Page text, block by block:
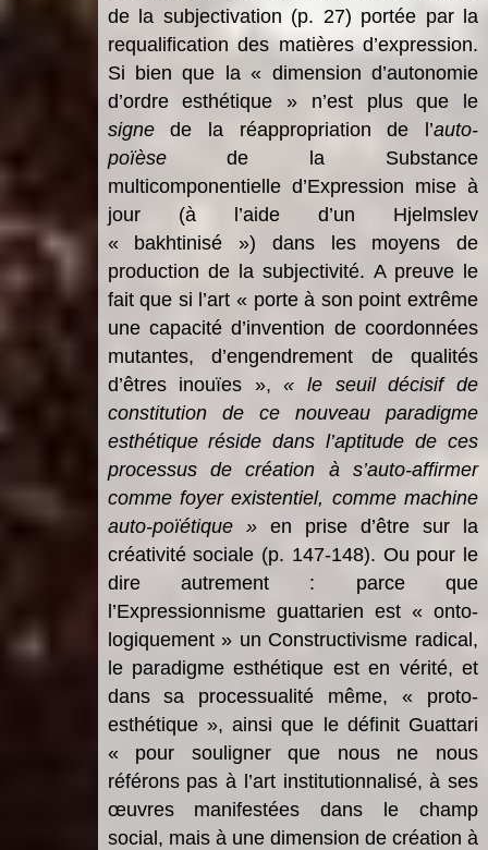
de la subjectivation (p. 27) portée par la
requalification des matières d’expression.
Si bien que la « dimension d’autonomie
d’ordre esthétique » n’est plus que le
signede la réappropriation de l’auto-
poïèsede la Substance
multicomponentielle d’Expression mise à
jour (à l’aide d’un Hjelmslev
« bakhtinisé ») dans les moyens de
production de la subjectivité. A preuve le
fait que si l’art « porte à son point extrême
une capacité d’invention de coordonnées
mutantes, d’engendrement de qualités
d’êtres inouïes »,« le seuil décisif de
constitution de ce nouveau paradigme
esthétique réside dans l’aptitude de ces
processus de création à s’auto-affirmer
comme foyer existentiel, comme machine
auto-poïétique »en prise d’être sur la
créativité sociale (p. 147-148). Ou pour le
dire autrement : parce que
l’Expressionnisme guattarien est « onto-
logiquement » un Constructivisme radical,
le paradigme esthétique est en vérité, et
dans sa processualité même, « proto-
esthétique », ainsi que le définit Guattari
« pour souligner que nous ne nous
référons pas à l’art institutionnalisé, à ses
œuvres manifestées dans le champ
social, mais à une dimension de création à